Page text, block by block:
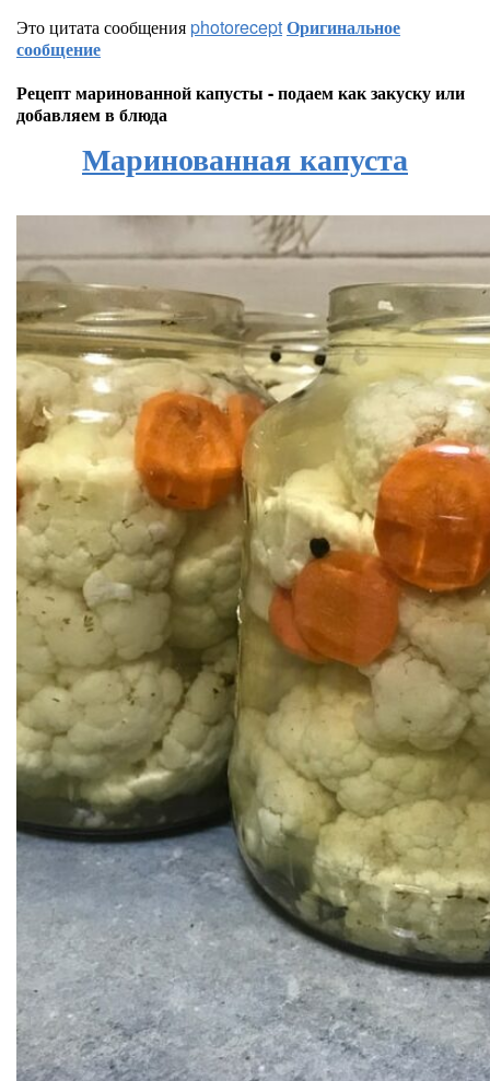
Это цитата сообщенияphotoreceptОригинальное
сообщение
Рецепт маринованной капусты - подаем как закуску или
добавляем в блюда
Маринованная капуста